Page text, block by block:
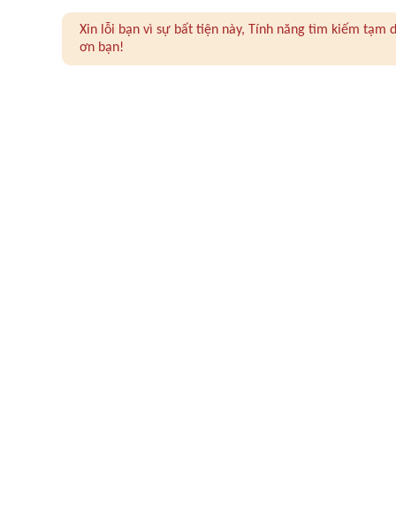
Xin lỗi bạn vì sự bất tiện này, Tính năng tìm kiếm
ơn bạn!